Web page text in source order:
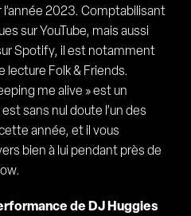
2023. Comptabilisant
sur YouTube, mais aussi
Spotify, il est notamment
lecture Folk & Friends.
me alive » est un
sans nul doute l’un des
année, et il vous
bien à lui pendant près de
de DJ Huggies